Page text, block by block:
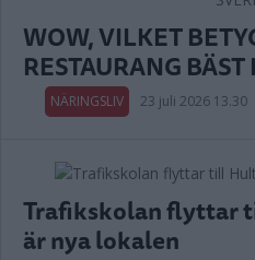
WOW, VILKET
RESTAURANG BÄST
NÄRINGSLIV 23 juli 2026 13.30
Trafikskolan flyttar
är nya lokalen